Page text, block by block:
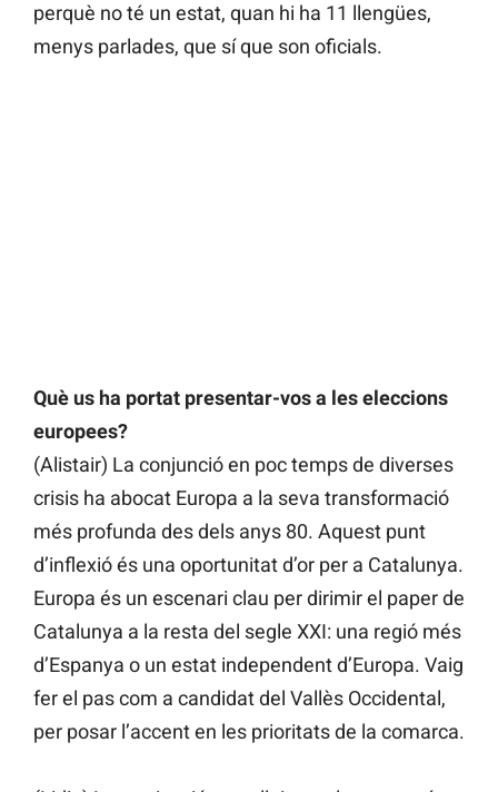
perquè no té un estat, quan hi ha 11 llengües,
menys parlades, que sí que son oficials.
Què us ha portat presentar-vos a les eleccions
europees?
(Alistair) La conjunció en poc temps de diverses
crisis ha abocat Europa a la seva transformació
més profunda des dels anys 80. Aquest punt
d’inflexió és una oportunitat d’or per a Catalunya.
Europa és un escenari clau per dirimir el paper de
Catalunya a la resta del segle XXI: una regió més
d’Espanya o un estat independent d’Europa. Vaig
fer el pas com a candidat del Vallès Occidental,
per posar l’accent en les prioritats de la comarca.